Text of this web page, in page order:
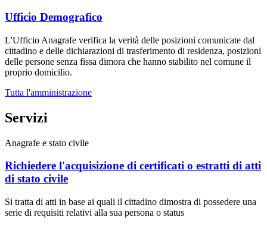
Ufficio Demografico
L'Ufficio Anagrafe verifica la verità delle posizioni comunicate dal
cittadino e delle dichiarazioni di trasferimento di residenza, posizioni
delle persone senza fissa dimora che hanno stabilito nel comune il
proprio domicilio.
Tutta l'amministrazione
Servizi
Anagrafe e stato civile
Richiedere l'acquisizione di certificati o estratti di atti
di stato civile
Si tratta di atti in base ai quali il cittadino dimostra di possedere una
serie di requisiti relativi alla sua persona o status